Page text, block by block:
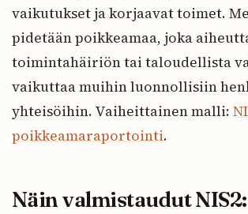
vaikutukset ja korjaavat toimet.
pidetään poikkeamaa, joka
toimintahäiriön tai taloudellista
vaikuttaa muihin luonnollisiin
yhteisöihin. Vaiheittainen malli:
poikkeamaraportointi.
Näin valmistaudut